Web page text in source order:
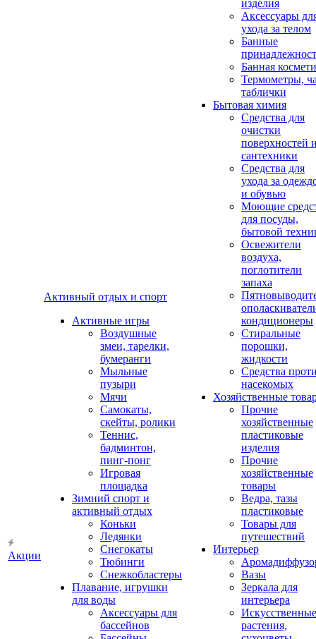
Акции
Активный отдых и спорт
Активные игры
Воздушные
змеи, тарелки,
бумеранги
Мыльные
пузыри
Мячи
Самокаты,
скейты, ролики
Теннис,
бадминтон,
пинг-понг
Игровая
площадка
Зимний спорт и
активный отдых
Коньки
Ледянки
Снегокаты
Тюбинги
Снежкобластеры
Плавание, игрушки
для воды
Аксессуары для
бассейнов
изделия
Аксеcсуары
ухода за телом
Банные
Банная
Термометры,
таблички
Бытовая химия
Средства для
очистки
поверхностей
сантехники
Средства для
ухода за
и обувью
Моющие
для посуды,
бытовой
Освежители
воздуха,
поглотители
запаха
кондиционеры
Стиральные
порошки,
жидкости
Средства
насекомых
Хозяйственные
Прочие
хозяйственные
пластиковые
изделия
Прочие
хозяйственные
товары
Ведра, тазы
пластиковые
Товары для
путешествий
Интерьер
Вазы
Зеркала для
интерьера
Искусственные
растения,